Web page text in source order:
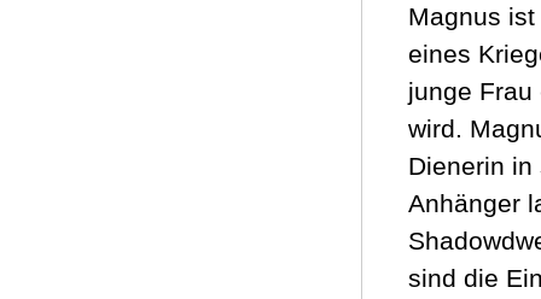
Magnus
eines
junge
wird.
Dienerin in
Anhänger
sind die